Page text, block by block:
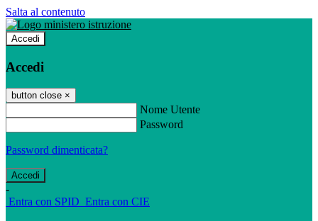
Salta al contenuto
Accedi
Accedi
button close ×
Nome Utente
Password
Password dimenticata?
-
Entra con SPID Entra con CIE